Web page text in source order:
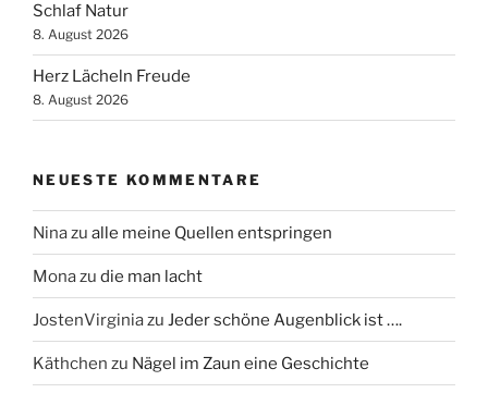
Schlaf Natur
8. August 2026
Herz Lächeln Freude
8. August 2026
NEUESTE KOMMENTARE
Ninazu alle meine Quellen entspringen
Monazu die man lacht
JostenVirginiazu Jeder schöne Augenblick ist ….
Käthchen zu Nägel im Zaun eine Geschichte